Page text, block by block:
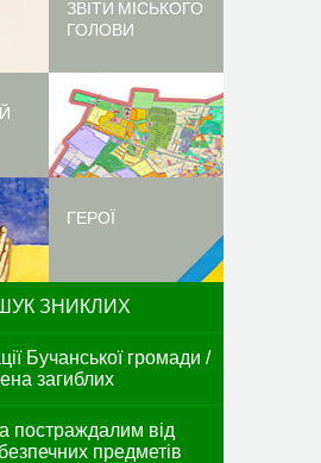
ЗВІТИ МІСЬКОГО
ГОЛОВИ
ГЕРОЇ
ЗНИКЛИХ
Бучанської громади /
загиблих
постраждалим від
предметів